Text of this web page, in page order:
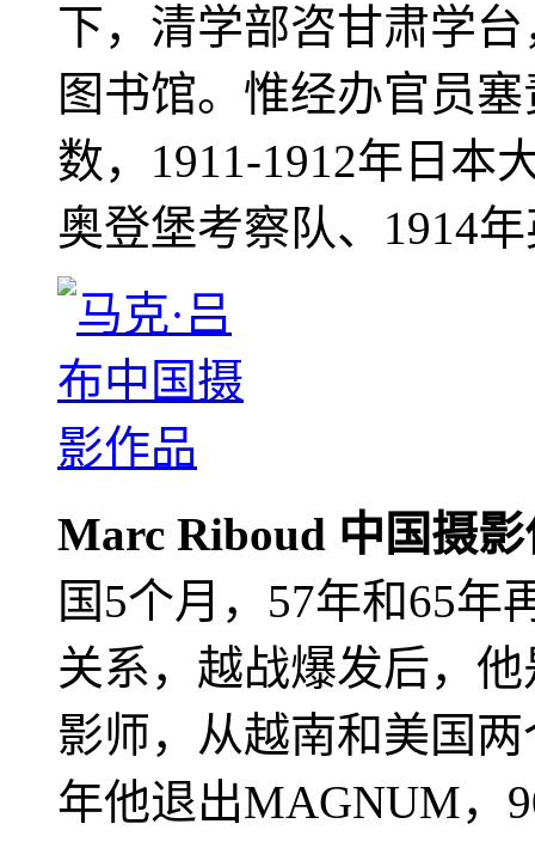
下，清学部咨甘肃学
图书馆。惟经办官员
数，1911-1912年日本
奥登堡考察队、1914
Marc Riboud 中国摄
国5个月，57年和65年
关系，越战爆发后，
影师，从越南和美国
年他退出MAGNUM，